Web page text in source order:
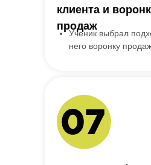
клиента и
продаж
Ученик выбрал
него воронку